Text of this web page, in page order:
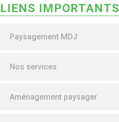
LIENS IMPORTANTS
Paysagement MDJ
Nos services
Aménagement paysager